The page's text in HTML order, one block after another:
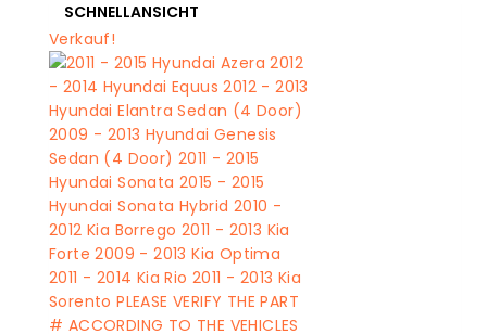
SCHNELLANSICHT
Verkauf!